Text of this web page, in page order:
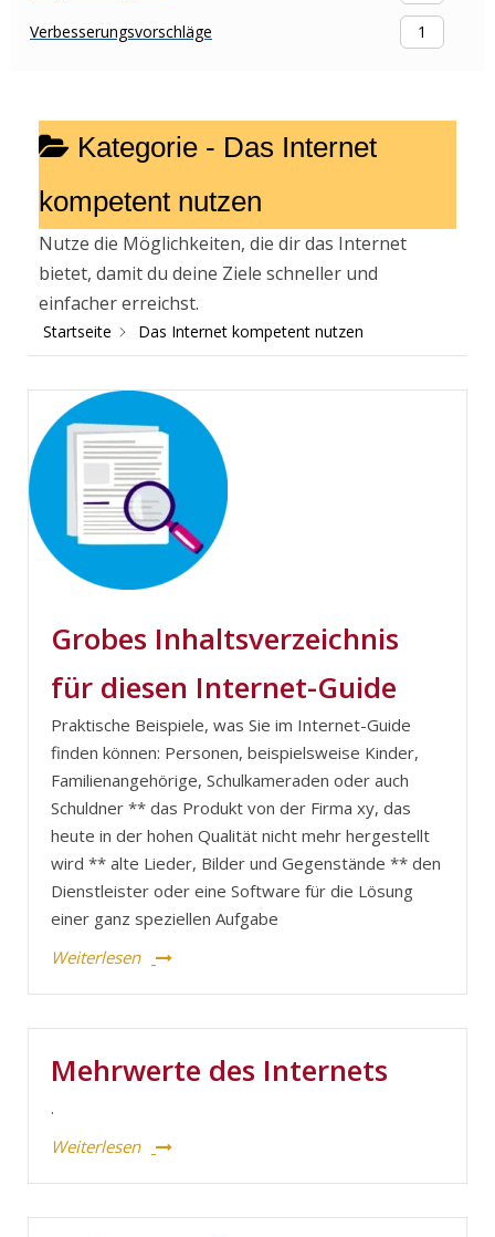
Verbesserungsvorschläge 1
Kategorie - Das Internet
kompetent nutzen
Nutze die Möglichkeiten, die dir das Internet
bietet, damit du deine Ziele schneller und
einfacher erreichst.
Startseite Das Internet kompetent nutzen
Grobes Inhaltsverzeichnis
für diesen Internet-Guide
Praktische Beispiele, was Sie im Internet-Guide
finden können: Personen, beispielsweise Kinder,
Familienangehörige, Schulkameraden oder auch
Schuldner ** das Produkt von der Firma xy, das
heute in der hohen Qualität nicht mehr hergestellt
wird ** alte Lieder, Bilder und Gegenstände ** den
Dienstleister oder eine Software für die Lösung
einer ganz speziellen Aufgabe
Weiterlesen
Mehrwerte des Internets
.
Weiterlesen